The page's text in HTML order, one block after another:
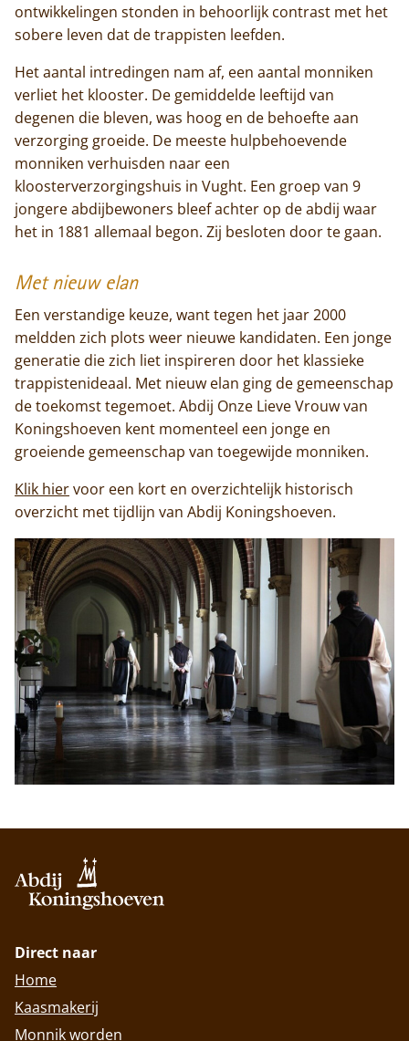
ontwikkelingen stonden in behoorlijk contrast met het
sobere leven dat de trappisten leefden.
Het aantal intredingen nam af, een aantal monniken
verliet het klooster. De gemiddelde leeftijd van
degenen die bleven, was hoog en de behoefte aan
verzorging groeide. De meeste hulpbehoevende
monniken verhuisden naar een
kloosterverzorgingshuis in Vught. Een groep van 9
jongere abdijbewoners bleef achter op de abdij waar
het in 1881 allemaal begon. Zij besloten door te gaan.
Met nieuw elan
Een verstandige keuze, want tegen het jaar 2000
meldden zich plots weer nieuwe kandidaten. Een jonge
generatie die zich liet inspireren door het klassieke
trappistenideaal. Met nieuw elan ging de gemeenschap
de toekomst tegemoet. Abdij Onze Lieve Vrouw van
Koningshoeven kent momenteel een jonge en
groeiende gemeenschap van toegewijde monniken.
Klik hiervoor een kort en overzichtelijk historisch
overzicht met tijdlijn van Abdij Koningshoeven.
Direct naar
Home
Kaasmakerij
Monnik worden